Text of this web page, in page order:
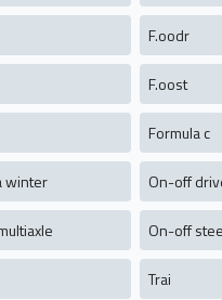
F.oodr
F.oost
Formula c
winter On-off
On-off
Trai